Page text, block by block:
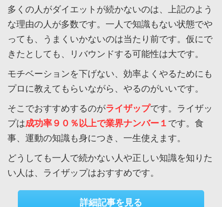
多くの人がダイエットが続かないのは、上記のよう
な理由の人が多数です。一人で知識もない状態でや
っても、うまくいかないのは当たり前です。仮にで
きたとしても、リバウンドする可能性は大です。
モチベーションを下げない、効率よくやるためにも
プロに教えてもらいながら、やるのがいいです。
そこでおすすめするのがライザップです。ライザッ
プは成功率９０％以上で業界ナンバー１ です。食
事、運動の知識も身につき、一生使えます。
どうしても一人で続かない人や正しい知識を知りた
い人は、ライザップはおすすめです。
詳細記事を見る